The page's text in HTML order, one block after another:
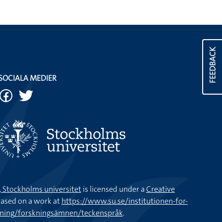
FEEDBACK
MEDIER
universitetis licensed under aCreative
on a work athttps://www.su.se/institutionen-for-
forskningsämnen/teckenspråk.